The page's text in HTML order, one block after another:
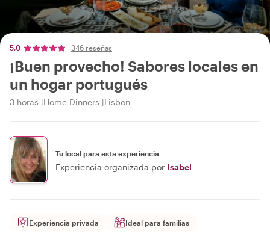
5,0 346 reseñas
¡Buen provecho! Sabores locales en
un hogar portugués
3 horas Home Dinners Lisbon
Tu local para esta experiencia
Experiencia organizada por Isabel
Experiencia privada Ideal para familias